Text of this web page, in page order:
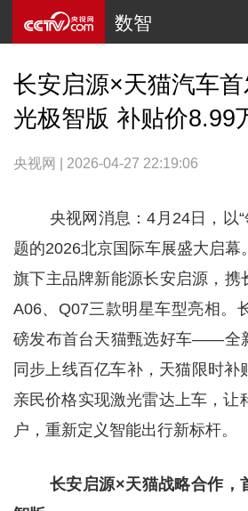
数智
长安启源×天猫汽车
光极智版 补贴价8.99
央视网 | 2026-04-27 22:19:06
央视网消息：4月24日，以“
题的2026北京国际车展盛大启幕
旗下主品牌新能源长安启源，携
A06、Q07三款明星车型亮相。
磅发布首台天猫甄选好车——全
同步上线百亿车补，天猫限时补
亲民价格实现激光雷达上车，让
户，重新定义智能出行新标杆。
长安启源×天猫战略合作，